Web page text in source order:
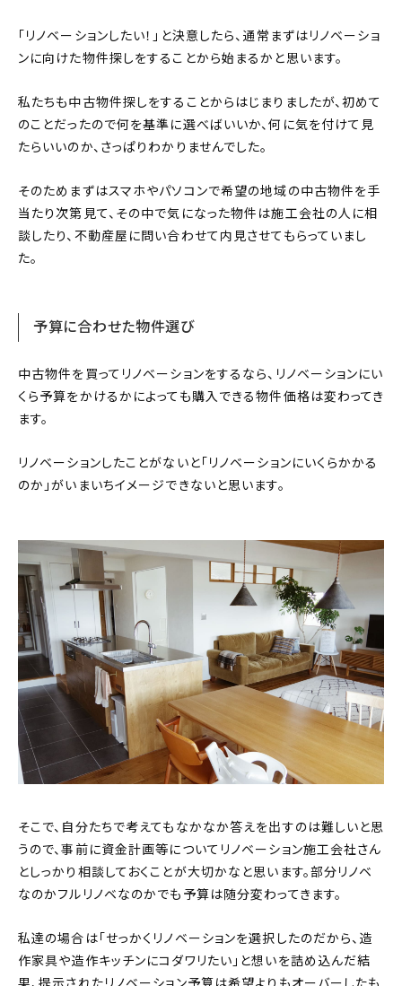
「リノベーションしたい！」と決意したら、通常まずはリノベーショ
ンに向けた物件探しをすることから始まるかと思います。
私たちも中古物件探しをすることからはじまりましたが、初めて
のことだったので何を基準に選べばいいか、何に気を付けて見
たらいいのか、さっぱりわかりませんでした。
そのためまずはスマホやパソコンで希望の地域の中古物件を手
当たり次第見て、その中で気になった物件は施工会社の人に相
談したり、不動産屋に問い合わせて内見させてもらっていまし
た。
予算に合わせた物件選び
中古物件を買ってリノベーションをするなら、リノベーションにい
くら予算をかけるかによっても購入できる物件価格は変わってき
ます。
リノベーションしたことがないと「リノベーションにいくらかかる
のか」がいまいちイメージできないと思います。
そこで、自分たちで考えてもなかなか答えを出すのは難しいと思
うので、事前に資金計画等についてリノベーション施工会社さん
としっかり相談しておくことが大切かなと思います。部分リノベ
なのかフルリノベなのかでも予算は随分変わってきます。
私達の場合は「せっかくリノベーションを選択したのだから、造
作家具や造作キッチンにコダワリたい」と想いを詰め込んだ結